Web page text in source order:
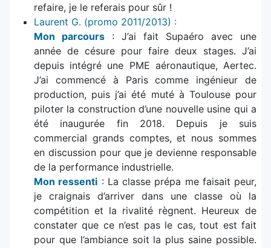
refaire, je le referais pour sûr !
Laurent G. (promo 2011/2013) :
Mon parcours : J’ai fait Supaéro avec une
année de césure pour faire deux stages. J’ai
depuis intégré une PME aéronautique, Aertec.
J’ai commencé à Paris comme ingénieur de
production, puis j’ai été muté à Toulouse pour
piloter la construction d’une nouvelle usine qui a
été inaugurée fin 2018. Depuis je suis
commercial grands comptes, et nous sommes
en discussion pour que je devienne responsable
de la performance industrielle.
Mon ressenti : La classe prépa me faisait peur,
je craignais d’arriver dans une classe où la
compétition et la rivalité règnent. Heureux de
constater que ce n’est pas le cas, tout est fait
pour que l’ambiance soit la plus saine possible.